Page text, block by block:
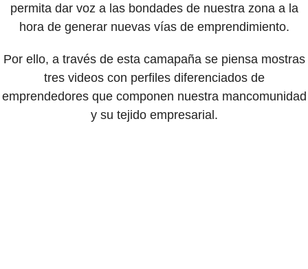
permita dar voz a las bondades de nuestra zona a la
hora de generar nuevas vías de emprendimiento.
Por ello, a través de esta camapaña se piensa mostras
tres videos con perfiles diferenciados de
emprendedores que componen nuestra mancomunidad
y su tejido empresarial.